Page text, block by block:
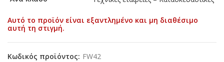
Αυτό το προϊόν είναι εξαντλημένο και μη διαθέσιμο
αυτή τη στιγμή.
Κωδικός προϊόντος: FW42